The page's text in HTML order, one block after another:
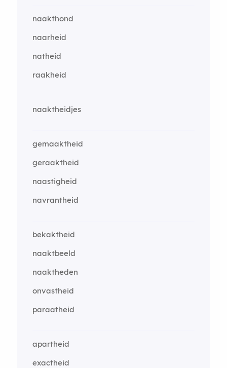
naakthond
naarheid
natheid
raakheid
naaktheidjes
gemaaktheid
geraaktheid
naastigheid
navrantheid
bekaktheid
naaktbeeld
naaktheden
onvastheid
paraatheid
apartheid
exactheid